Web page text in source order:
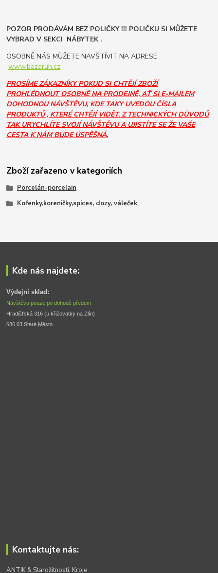
POZOR PRODÁVÁM BEZ POLIČKY !!! POLIČKU SI MŮŽETE
VYBRAD V SEKCI NÁBYTEK .
OSOBNĚ NÁS MŮŽETE NAVŠTÍVIT NA ADRESE
www.bazaruh.cz
PROSÍME ZÁKAZNÍKY POKUD SI CHTĚJÍ ZBOŽÍ
PROHLÉDNOUT OSOBNĚ NA PRODEJNĚ, AŤ SI E-MAILEM
DOHODNOU NÁVŠTĚVU, KDE TAKY UVEDOU ČÍSLA
PRODUKTŮ , KTERÉ CHTĚJÍ VIDĚT. Z TECHNICKÝCH DŮVODŮ
TAK URYCHLÍTE SVOJÍ NÁVŠTĚVU A UJISTÍTE SE ŽE VAŠE
CESTA K NÁM BUDE ÚSPĚŠNÁ.
Zboží zařazeno v kategoriích
Porcelán-porcelain
Kořenky,koreničky,spices, dozy, váleček
Kde nás najdete:
Výdejní sklad:
Návštěva pouze po dohodě předem
Hradišťská 316 (u křižovatky na Zlín)
686 03 Staré Město
Kontaktujte nás:
ANTIK & Starožitnosti, Kroje